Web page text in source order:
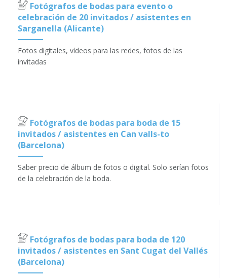
Fotógrafos de bodas para evento o
celebración de 20 invitados / asistentes en
Sarganella (Alicante)
Fotos digitales, vídeos para las redes, fotos de las
invitadas
Fotógrafos de bodas para boda de 15
invitados / asistentes en Can valls-to
(Barcelona)
Saber precio de álbum de fotos o digital. Solo serían fotos
de la celebración de la boda.
Fotógrafos de bodas para boda de 120
invitados / asistentes en Sant Cugat del Vallés
(Barcelona)